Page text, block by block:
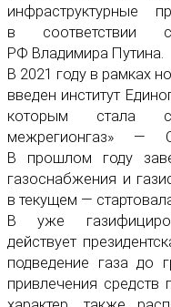
инфраструктурные
в соответствии
РФ Владимира Путина.
В 2021 году в рамках
введен институт
которым стала
межрегионгаз» —
В прошлом году
газоснабжения и
в текущем —
В уже
действует
подведение газа до
привлечения